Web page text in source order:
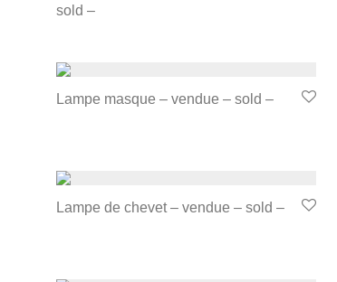
sold –
Lampe masque – vendue – sold –
Lampe de chevet – vendue – sold –